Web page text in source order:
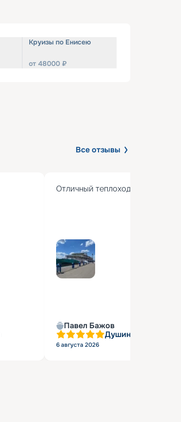
Круизы по Енисею
от 48000 ₽
Все отзывы
Отличный теплоход с хорошим
Павел Бажов
Душин Александр
6 августа 2026